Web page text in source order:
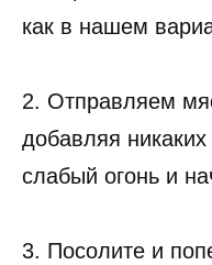
как в нашем
2. Отправляем
добавляя
слабый огонь и
3. Посолите и